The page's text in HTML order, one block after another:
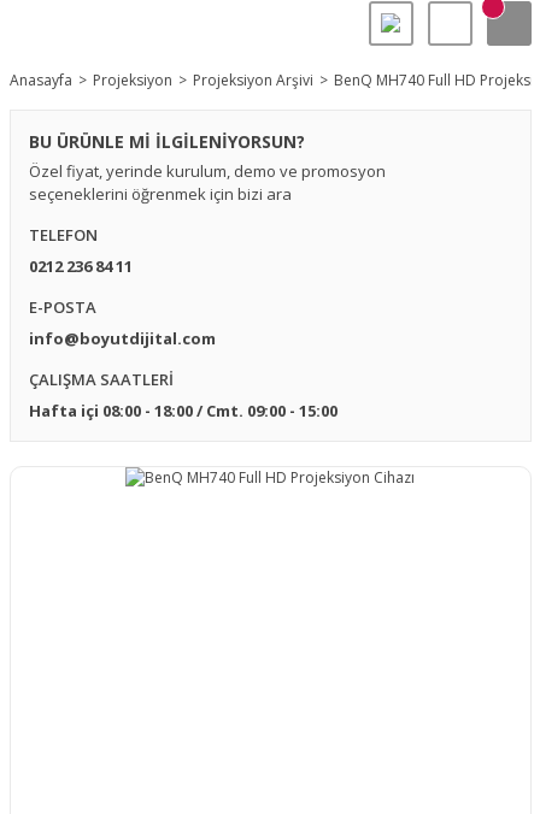
Anasayfa Projeksiyon Projeksiyon Arşivi BenQ MH740 Full HD
BU ÜRÜNLE Mİ İLGİLENİYORSUN?
Özel fiyat, yerinde kurulum, demo ve promosyon
seçeneklerini öğrenmek için bizi ara
TELEFON
0212 236 84 11
E-POSTA
info@boyutdijital.com
ÇALIŞMA SAATLERİ
Hafta içi 08:00 - 18:00 / Cmt. 09:00 - 15:00